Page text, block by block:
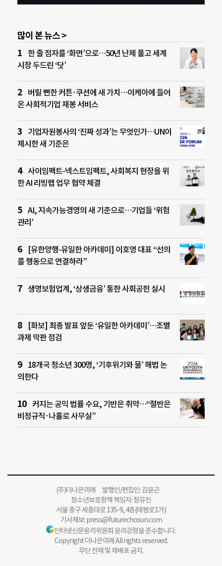
많이 본 뉴스 >
한 줄 점자를 ‘화면’으로…50년 난제 풀고 세계
시장 두드린 ‘닷’
버릴 뻔한 커튼·쿠션에 새 가치…이케아에 들어
온 사회적기업 재봉 서비스
기업자원봉사의 ‘진짜 성과’는 무엇인가…UN이
제시한 새 기준은
사이임팩트-넥스트임팩트, 사회복지 현장을 위
한 AI 리빙랩 업무 협약 체결
AI, 지속가능경영의 새 기준으로…기업들 ‘위험
관리’
[유한양행-유일한 아카데미] 이호영 대표 “선의
를 행동으로 연결하라”
생명보험업계, ‘상생금융’ 통한 사회공헌 실시
[화보] 최종 발표 앞둔 ‘유일한 아카데미’…조별
과제 막판 점검
18개국 청소년 300명, ‘기후위기와 물’ 해법 논
의한다
커지는 공익 법률 수요, 기반은 취약…“절반은
비정규직·나홀로 사무실”
(주)더나은미래 발행인/편집인: 김윤곤
청소년보호정책 책임자: 정유진
서울 중구 세종대로 135-9, 4층(태평로1가)
기사제보:press@futurechosun.com
인터넷신문윤리위원회 윤리강령을 준수합니다.
Copyright 더나은미래 All rights reserved.
무단 전재 및 재배포 금지.